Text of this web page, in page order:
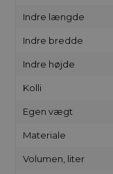
Indre længde
Indre bredde
Indre højde
Kolli
Egen vægt
Materiale
Volumen, liter